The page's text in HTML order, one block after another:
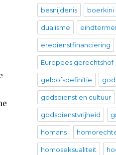
besnijdenis boerkini
dualisme
eredienstfinanciering
Europees gerechtshof
geloofsdefinitie
godsdienst en cultuur
godsdienstvrijheid
homans
homoseksualiteit